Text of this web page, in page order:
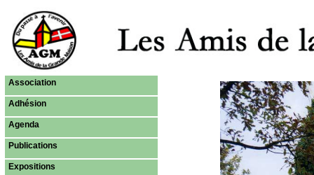
Association
Adhésion
Agenda
Publications
Expositions